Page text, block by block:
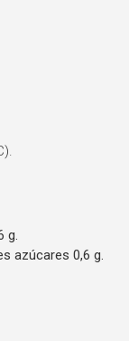
g.
azúcares 0,6 g.